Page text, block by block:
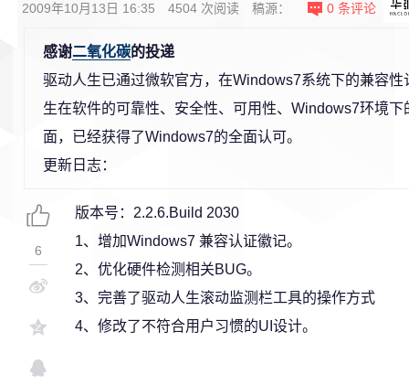
2009年10月13日 16:35 4504 次阅读 稿源： 0 条评论
感谢二氧化碳的投递
驱动人生已通过微软官方，在Windows7系统下的兼容性
生在软件的可靠性、安全性、可用性、Windows7环境下
面，已经获得了Windows7的全面认可。
更新日志：
版本号：2.2.6.Build 2030
1、增加Windows7 兼容认证徽记。
2、优化硬件检测相关BUG。
3、完善了驱动人生滚动监测栏工具的操作方式
4、修改了不符合用户习惯的UI设计。
6